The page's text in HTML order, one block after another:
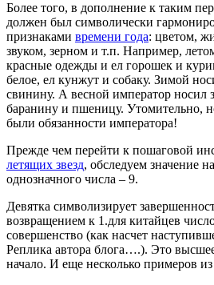
Более того, в дополнение к таким
должен был символически
признаками времени года: цветом,
звуком, зерном и т.п. Например,
красные одежды и ел горошек и
белое, ел кунжут и собаку. Зимой
свинину. А весной император носил
баранину и пшеницу. Утомительно,
были обязанности императора!
Прежде чем перейти к пошаговой
летящих звезд, обследуем значение
однозначного числа – 9.
Девятка символизирует
возвращением к 1.для китайцев
совершенство (как насчет
Реплика автора блога….). Это
начало. И еще несколько примеров